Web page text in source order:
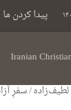
پیدا کردن ما
/سفرِ